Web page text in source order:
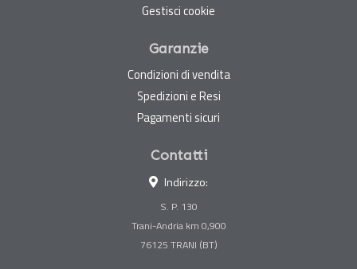
Gestisci cookie
Garanzie
Condizioni di vendita
Spedizioni e Resi
Pagamenti sicuri
Contatti
Indirizzo:
S. P. 130
Trani-Andria km 0,900